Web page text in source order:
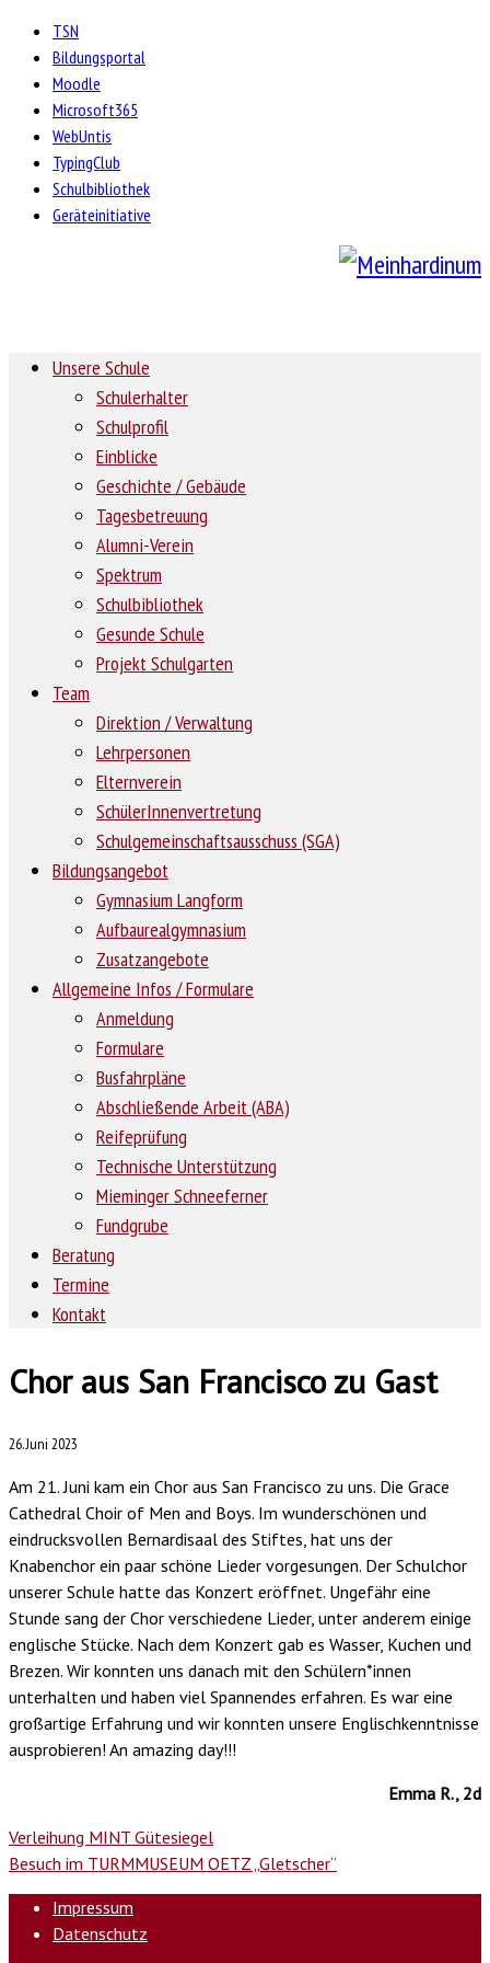
TSN
Bildungsportal
Moodle
Microsoft365
WebUntis
TypingClub
Schulbibliothek
Geräteinitiative
Unsere Schule
Schulerhalter
Schulprofil
Einblicke
Geschichte / Gebäude
Tagesbetreuung
Alumni-Verein
Spektrum
Schulbibliothek
Gesunde Schule
Projekt Schulgarten
Team
Direktion / Verwaltung
Lehrpersonen
Elternverein
SchülerInnenvertretung
Schulgemeinschaftsausschuss (SGA)
Bildungsangebot
Gymnasium Langform
Aufbaurealgymnasium
Zusatzangebote
Allgemeine Infos / Formulare
Anmeldung
Formulare
Busfahrpläne
Abschließende Arbeit (ABA)
Reifeprüfung
Technische Unterstützung
Mieminger Schneeferner
Fundgrube
Beratung
Termine
Kontakt
Chor aus San Francisco zu Gast
26. Juni 2023
Am 21. Juni kam ein Chor aus San Francisco zu uns. Die Grace
Cathedral Choir of Men and Boys. Im wunderschönen und
eindrucksvollen Bernardisaal des Stiftes, hat uns der
Knabenchor ein paar schöne Lieder vorgesungen. Der Schulchor
unserer Schule hatte das Konzert eröffnet. Ungefähr eine
Stunde sang der Chor verschiedene Lieder, unter anderem einige
englische Stücke. Nach dem Konzert gab es Wasser, Kuchen und
Brezen. Wir konnten uns danach mit den Schülern*innen
unterhalten und haben viel Spannendes erfahren. Es war eine
großartige Erfahrung und wir konnten unsere Englischkenntnisse
ausprobieren! An amazing day!!!
Emma R., 2d
Verleihung MINT Gütesiegel
Besuch im TURMMUSEUM OETZ „Gletscher“
Impressum
Datenschutz